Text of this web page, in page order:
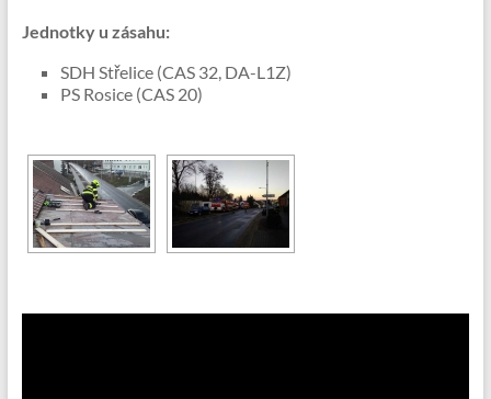
Jednotky u zásahu:
SDH Střelice (CAS 32, DA-L1Z)
PS Rosice (CAS 20)